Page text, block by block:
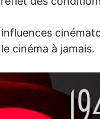
cinéma à jamais.